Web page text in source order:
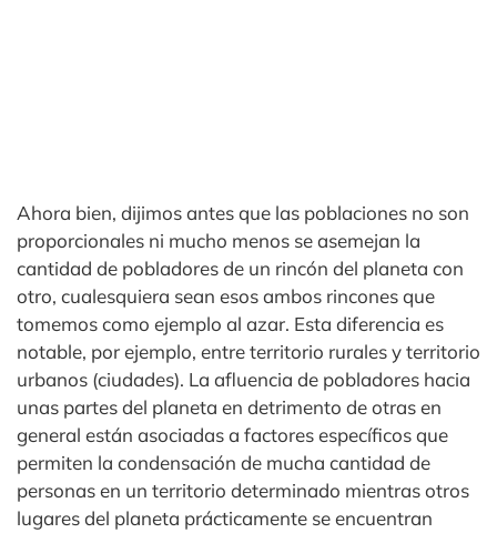
Ahora bien, dijimos antes que las poblaciones no son
proporcionales ni mucho menos se asemejan la
cantidad de pobladores de un rincón del planeta con
otro, cualesquiera sean esos ambos rincones que
tomemos como ejemplo al azar. Esta diferencia es
notable, por ejemplo, entre territorio rurales y territorio
urbanos (ciudades). La afluencia de pobladores hacia
unas partes del planeta en detrimento de otras en
general están asociadas a factores específicos que
permiten la condensación de mucha cantidad de
personas en un territorio determinado mientras otros
lugares del planeta prácticamente se encuentran